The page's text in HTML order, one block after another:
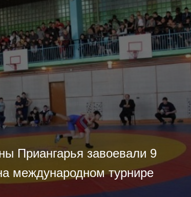
Приангарья завоевали 9
международном турнире